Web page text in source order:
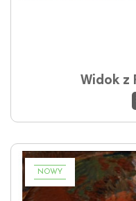
Widok z
NOWY